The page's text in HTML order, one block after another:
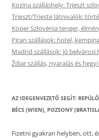
Kozina szálláshely: Trieszt
Trieszt/Trieste látnivalók:
Koper Szlovénia tenger,
Piran szállások: hotel,
Madrid szállások: jó belvárosi
Ždiar szállás, nyaralás és
AZ IDEGENVEZETŐ SEGÍT:
BÉCS (WIEN), POZSONY
Fizetni gyakran helyben, ott,